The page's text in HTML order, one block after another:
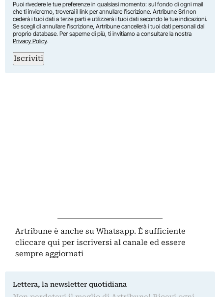
Puoi rivedere le tue preferenze in qualsiasi momento: sul fondo di ogni mail
che ti invieremo, troverai il link per annullare l’iscrizione. Artribune Srl non
cederà i tuoi dati a terze parti e utilizzerà i tuoi dati secondo le tue indicazioni.
Se scegli di annullare l’iscrizione, Artribune cancellerà i tuoi dati personali dal
proprio database. Per saperne di più, ti invitiamo a consultare la nostra
Privacy Policy.
Iscriviti
Artribune è anche su Whatsapp. È sufficiente
cliccare qui per iscriversi al canale ed essere
sempre aggiornati
Lettera, la newsletter quotidiana